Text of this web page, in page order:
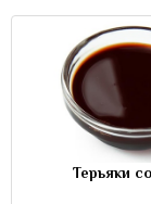
Терьяки